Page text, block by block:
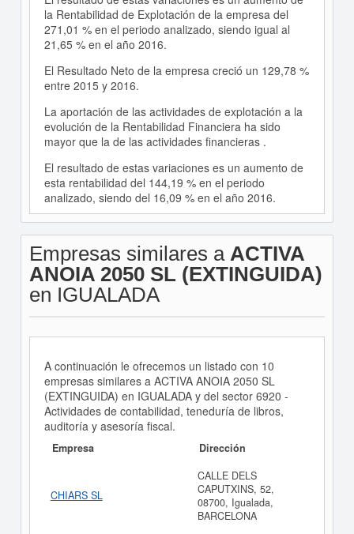
la Rentabilidad de Explotación de la empresa del
271,01 % en el periodo analizado, siendo igual al
21,65 % en el año 2016.
El Resultado Neto de la empresa creció un 129,78 %
entre 2015 y 2016.
La aportación de las actividades de explotación a la
evolución de la Rentabilidad Financiera ha sido
mayor que la de las actividades financieras .
El resultado de estas variaciones es un aumento de
esta rentabilidad del 144,19 % en el periodo
analizado, siendo del 16,09 % en el año 2016.
Empresas similares a ACTIVA
ANOIA 2050 SL (EXTINGUIDA)
en IGUALADA
A continuación le ofrecemos un listado con 10
empresas similares a ACTIVA ANOIA 2050 SL
(EXTINGUIDA) en IGUALADA y del sector 6920 -
Actividades de contabilidad, teneduría de libros,
auditoría y asesoría fiscal.
Empresa Dirección
CHIARS SL
CALLE DELS
CAPUTXINS, 52,
08700, Igualada,
BARCELONA